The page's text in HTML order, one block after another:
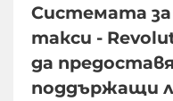
Системата за
такси -
да
поддържащи